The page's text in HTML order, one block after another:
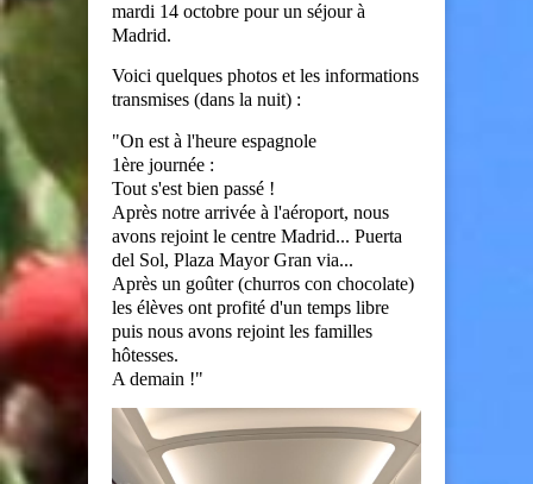
mardi 14 octobre pour un séjour à
Madrid.
Voici quelques photos et les informations
transmises (dans la nuit) :
"On est à l'heure espagnole
1ère journée :
Tout s'est bien passé !
Après notre arrivée à l'aéroport, nous
avons rejoint le centre Madrid... Puerta
del Sol, Plaza Mayor Gran via...
Après un goûter (churros con chocolate)
les élèves ont profité d'un temps libre
puis nous avons rejoint les familles
hôtesses.
A demain !"